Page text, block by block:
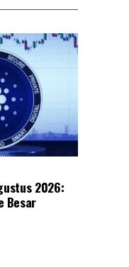
2026:
Besar